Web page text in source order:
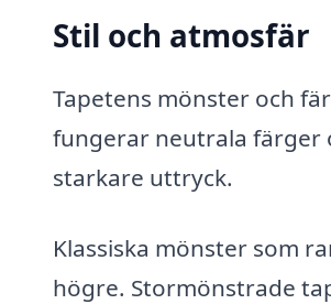
Stil och atmosfär
Tapetens mönster och
fungerar neutrala färger
starkare uttryck.
Klassiska mönster som
högre. Stormönstrade